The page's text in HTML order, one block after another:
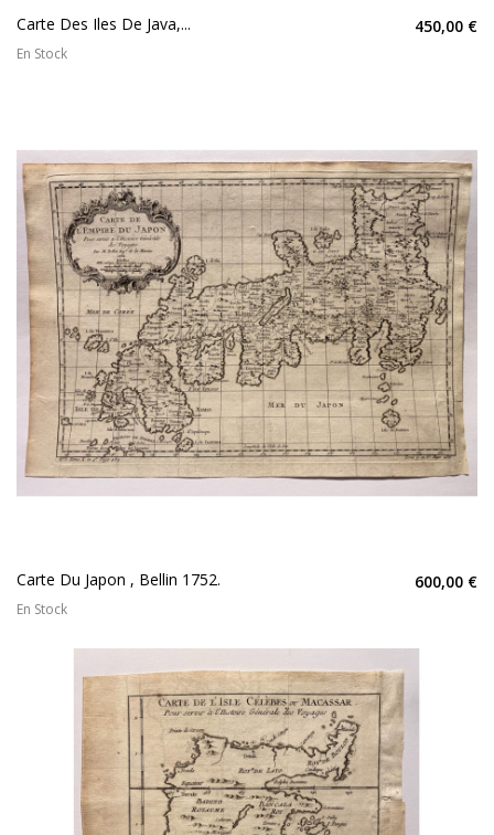
Carte Des Iles De Java,... 450,00 €
En Stock
Carte Du Japon , Bellin 1752. 600,00 €
En Stock